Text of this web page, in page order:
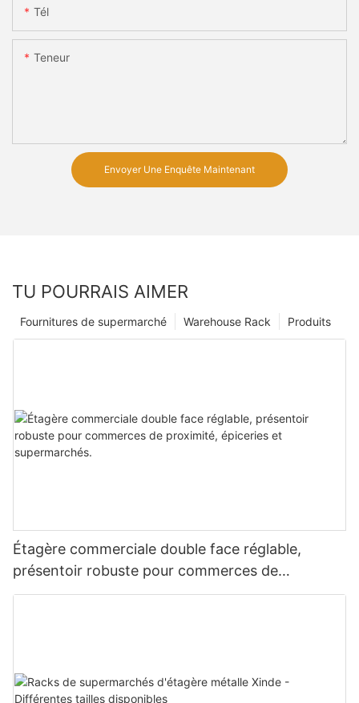
Tél
Teneur
Envoyer Une Enquête Maintenant
TU POURRAIS AIMER
Produits
Warehouse Rack
Fournitures de supermarché
Étagère commerciale double face réglable,
présentoir robuste pour commerces de
proximité, épiceries et supermarchés.